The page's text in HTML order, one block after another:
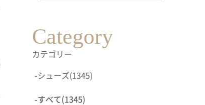
Category
カテゴリー
-シューズ(1345)
-すべて(1345)